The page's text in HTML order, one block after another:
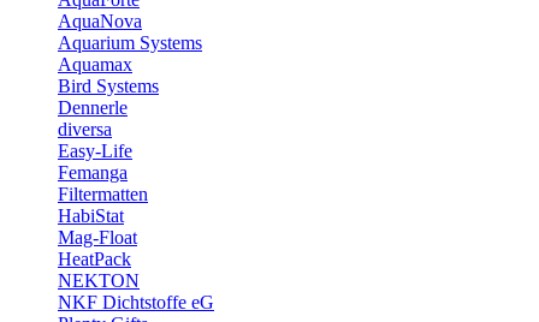
AquaNova
Aquarium Systems
Aquamax
Bird Systems
Dennerle
diversa
Easy-Life
Femanga
Filtermatten
HabiStat
Mag-Float
HeatPack
NEKTON
NKF Dichtstoffe eG